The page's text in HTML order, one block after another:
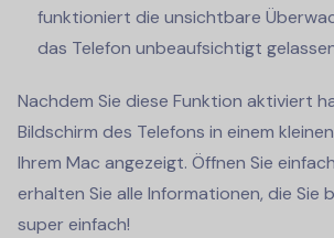
funktioniert die unsichtbare
das Telefon unbeaufsichtigt
Nachdem Sie diese Funktion aktiviert
Bildschirm des Telefons in einem
Ihrem Mac angezeigt. Öffnen Sie
erhalten Sie alle Informationen, die Sie
super einfach!